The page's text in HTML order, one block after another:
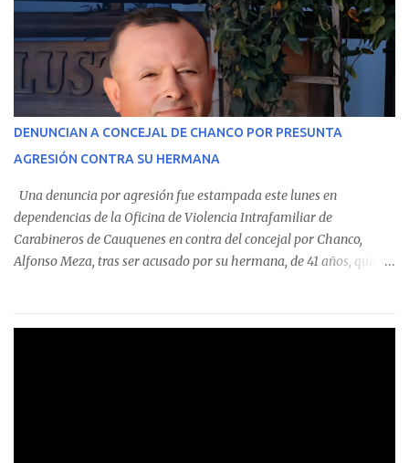
custodian fondos públicos— efectuaron transacciones por un
monto total de $116.075.918 entre enero de 2024 y junio de 2025.
En el detalle regional, se indica que en la comuna de Cauquenes se
identificó a cuatro funcionarios involucrados en este tipo de
operaciones. Asimismo, se precisa que uno de los casos
corresponde a un funcionario de la Municipalidad de Chanco,
detectaron incumplimientos a la normativa vigente. El informe
precisa que la mayor cantidad de dinero apostado se registró en
Talca, donde...
DENUNCIAN A CONCEJAL DE CHANCO POR PRESUNTA
AGRESIÓN CONTRA SU HERMANA
Una denuncia por agresión fue estampada este lunes en
dependencias de la Oficina de Violencia Intrafamiliar de
Carabineros de Cauquenes en contra del concejal por Chanco,
Alfonso Meza, tras ser acusado por su hermana, de 41 años, quien
relató que los hechos ocurrieron cerca de las 11:30 horas en el